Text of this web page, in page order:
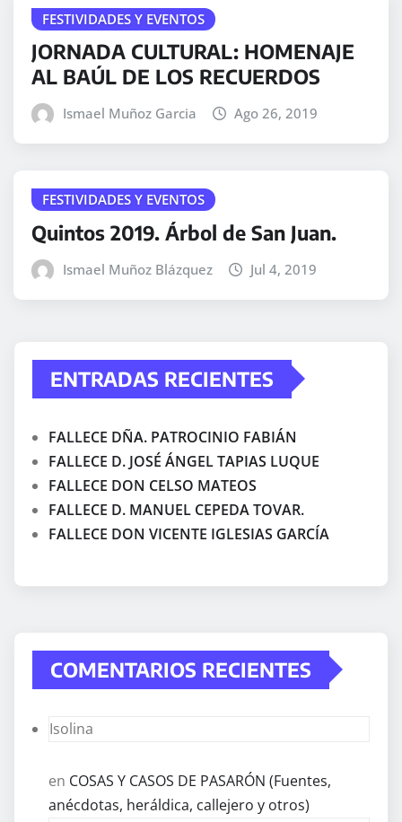
FESTIVIDADES Y EVENTOS
JORNADA CULTURAL: HOMENAJE
AL BAÚL DE LOS RECUERDOS
Ismael Muñoz Garcia Ago 26, 2019
FESTIVIDADES Y EVENTOS
Quintos 2019. Árbol de San Juan.
Ismael Muñoz Blázquez Jul 4, 2019
ENTRADAS RECIENTES
FALLECE DÑA. PATROCINIO FABIÁN
FALLECE D. JOSÉ ÁNGEL TAPIAS LUQUE
FALLECE DON CELSO MATEOS
FALLECE D. MANUEL CEPEDA TOVAR.
FALLECE DON VICENTE IGLESIAS GARCÍA
COMENTARIOS RECIENTES
Isolina
en COSAS Y CASOS DE PASARÓN (Fuentes,
anécdotas, heráldica, callejero y otros)